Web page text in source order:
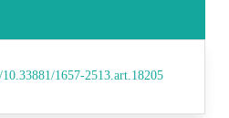
1657-2513.art.18205